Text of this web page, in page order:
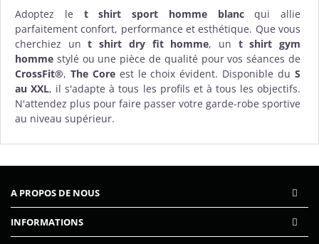
Adoptez le t shirt sport homme blancqui allie
parfaitement confort, performance et esthétique. Que vous
cherchiez unt shirt dry fit homme, un t shirt gym
homme stylé ou une pièce de qualité pour vos séances de
CrossFit®, The Coreest le choix évident. Disponible duS
au XXL, il s'adapte à tous les profils et à tous les objectifs.
N'attendez plus pour faire passer votre garde-robe sportive
au niveau supérieur.
A PROPOS DE NOUS
INFORMATIONS